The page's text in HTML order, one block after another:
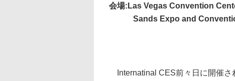
会場:Las Vegas Convention
Sands Expo and
Internatinal CES前々日に開催さ